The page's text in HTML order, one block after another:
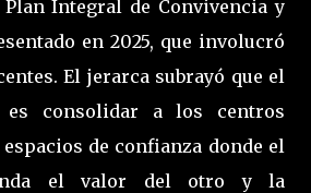
Integral de Convivencia y
en 2025, que involucró
El jerarca subrayó que el
es consolidar a los centros
de confianza donde el
el valor del otro y la